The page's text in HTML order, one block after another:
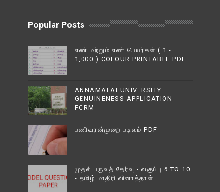
Popular Posts
எண் மற்றும் எண் பெயர்கள் ( 1 -
1,000 ) COLOUR PRINTABLE PDF
ANNAMALAI UNIVERSITY
GENUINENESS APPLICATION
FORM
பணிவரன்முறை படிவம் PDF
முதல் பருவத் தேர்வு - வகுப்பு 6 TO 10
- தமிழ் மாதிரி வினாத்தாள்